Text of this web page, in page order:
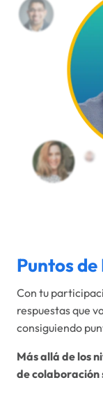
Puntos
Con tu
respuestas que
consiguiendo
Más allá de los
de colaboración